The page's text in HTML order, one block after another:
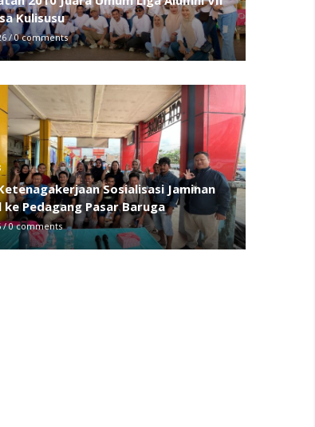
Kulisusu
/0 comments
Sosialisasi Jaminan
ke Pedagang Pasar Baruga
/0 comments